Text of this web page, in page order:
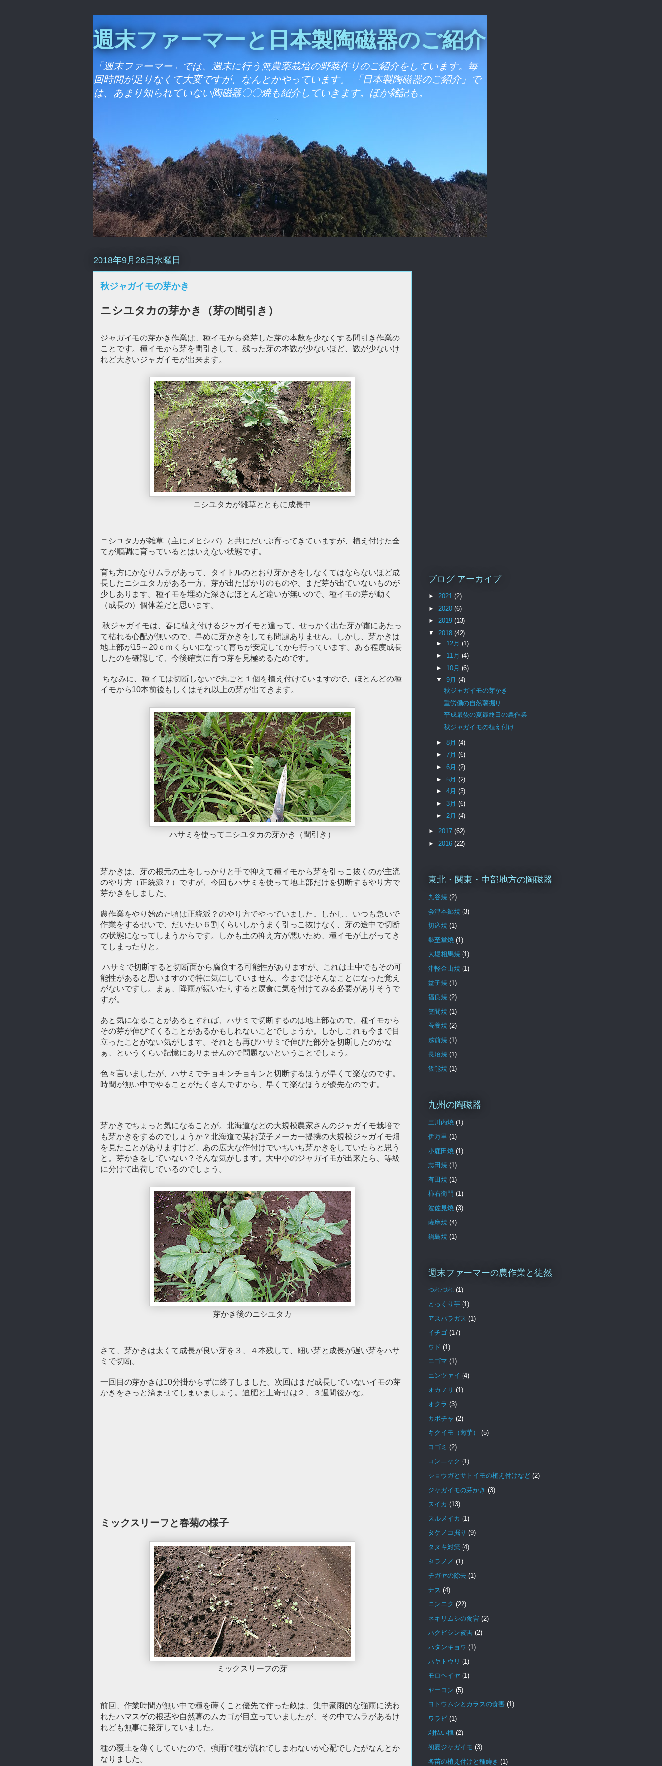
週末ファーマーと日本製陶磁器のご紹介
「週末ファーマー」では、週末に行う無農薬栽培の野菜作りのご紹介をしています。毎
回時間が足りなくて大変ですが、なんとかやっています。 「日本製陶磁器のご紹介」で
は、あまり知られていない陶磁器〇〇焼も紹介していきます。ほか雑記も。
2018年9月26日水曜日
秋ジャガイモの芽かき
ニシユタカの芽かき（芽の間引き）
ジャガイモの芽かき作業は、種イモから発芽した芽の本数を少なくする間引き作業の
ことです。種イモから芽を間引きして、残った芽の本数が少ないほど、数が少ないけ
れど大きいジャガイモが出来ます。
ニシユタカが雑草とともに成長中
ニシユタカが雑草（主にメヒシバ）と共にだいぶ育ってきていますが、植え付けた全
てが順調に育っているとはいえない状態です。
育ち方にかなりムラがあって、タイトルのとおり芽かきをしなくてはならないほど成
長したニシユタカがある一方、芽が出たばかりのものや、まだ芽が出ていないものが
少しあります。種イモを埋めた深さはほとんど違いが無いので、種イモの芽が動く
（成長の）個体差だと思います。
秋ジャガイモは、春に植え付けるジャガイモと違って、せっかく出た芽が霜にあたっ
て枯れる心配が無いので、早めに芽かきをしても問題ありません。しかし、芽かきは
地上部が15～20ｃｍくらいになって育ちが安定してから行っています。ある程度成長
したのを確認して、今後確実に育つ芽を見極めるためです。
ちなみに、種イモは切断しないで丸ごと１個を植え付けていますので、ほとんどの種
イモから10本前後もしくはそれ以上の芽が出てきます。
ハサミを使ってニシユタカの芽かき（間引き）
芽かきは、芽の根元の土をしっかりと手で抑えて種イモから芽を引っこ抜くのが主流
のやり方（正統派？）ですが、今回もハサミを使って地上部だけを切断するやり方で
芽かきをしました。
農作業をやり始めた頃は正統派？のやり方でやっていました。しかし、いつも急いで
作業をするせいで、だいたい６割くらいしかうまく引っこ抜けなく、芽の途中で切断
の状態になってしまうからです。しかも土の抑え方が悪いため、種イモが上がってき
てしまったりと。
ハサミで切断すると切断面から腐食する可能性がありますが、これは土中でもその可
能性があると思いますので特に気にしていません。今まではそんなことになった覚え
がないですし。まぁ、降雨が続いたりすると腐食に気を付けてみる必要がありそうで
すが。
あと気になることがあるとすれば、ハサミで切断するのは地上部なので、種イモから
その芽が伸びてくることがあるかもしれないことでしょうか。しかしこれも今まで目
立ったことがない気がします。それとも再びハサミで伸びた部分を切断したのかな
ぁ、というくらい記憶にありませんので問題ないということでしょう。
色々言いましたが、ハサミでチョキンチョキンと切断するほうが早くて楽なのです。
時間が無い中でやることがたくさんですから、早くて楽なほうが優先なのです。
芽かきでちょっと気になることが。北海道などの大規模農家さんのジャガイモ栽培で
も芽かきをするのでしょうか？北海道で某お菓子メーカー提携の大規模ジャガイモ畑
を見たことがありますけど、あの広大な作付けでいちいち芽かきをしていたらと思う
と。芽かきをしていない？そんな気がします。大中小のジャガイモが出来たら、等級
に分けて出荷しているのでしょう。
芽かき後のニシユタカ
さて、芽かきは太くて成長が良い芽を３、４本残して、細い芽と成長が遅い芽をハサ
ミで切断。
一回目の芽かきは10分掛からずに終了しました。次回はまだ成長していないイモの芽
かきをさっと済ませてしまいましょう。追肥と土寄せは２、３週間後かな。
ミックスリーフと春菊の様子
ミックスリーフの芽
前回、作業時間が無い中で種を蒔くこと優先で作った畝は、集中豪雨的な強雨に洗わ
れたハマスゲの根茎や自然薯のムカゴが目立っていましたが、その中でムラがあるけ
れども無事に発芽していました。
種の覆土を薄くしていたので、強雨で種が流れてしまわないか心配でしたがなんとか
なりました。
ブログ アーカイブ
► 2021 (2)
► 2020 (6)
► 2019 (13)
▼ 2018 (42)
► 12月 (1)
► 11月 (4)
► 10月 (6)
▼ 9月 (4)
秋ジャガイモの芽かき
重労働の自然薯掘り
平成最後の夏最終日の農作業
秋ジャガイモの植え付け
► 8月 (4)
► 7月 (6)
► 6月 (2)
► 5月 (2)
► 4月 (3)
► 3月 (6)
► 2月 (4)
► 2017 (62)
► 2016 (22)
東北・関東・中部地方の陶磁器
九谷焼 (2)
会津本郷焼 (3)
切込焼 (1)
勢至堂焼 (1)
大堀相馬焼 (1)
津軽金山焼 (1)
益子焼 (1)
福良焼 (2)
笠間焼 (1)
蚕養焼 (2)
越前焼 (1)
長沼焼 (1)
飯能焼 (1)
九州の陶磁器
三川内焼 (1)
伊万里 (1)
小鹿田焼 (1)
志田焼 (1)
有田焼 (1)
柿右衛門 (1)
波佐見焼 (3)
薩摩焼 (4)
鍋島焼 (1)
週末ファーマーの農作業と徒然
つれづれ (1)
とっくり芋 (1)
アスパラガス (1)
イチゴ (17)
ウド (1)
エゴマ (1)
エンツァイ (4)
オカノリ (1)
オクラ (3)
カボチャ (2)
キクイモ（菊芋）
(5)
コゴミ (2)
コンニャク (1)
ショウガとサトイモの植え付けなど (2)
ジャガイモの芽かき (3)
スイカ (13)
スルメイカ (1)
タケノコ掘り (9)
タヌキ対策 (4)
タラノメ (1)
チガヤの除去 (1)
ナス (4)
ニンニク (22)
ネキリムシの食害 (2)
ハクビシン被害 (2)
ハタンキョウ (1)
ハヤトウリ (1)
モロヘイヤ (1)
ヤーコン (5)
ヨトウムシとカラスの食害 (1)
ワラビ (1)
刈払い機 (2)
初夏ジャガイモ (3)
各苗の植え付けと種蒔き (1)